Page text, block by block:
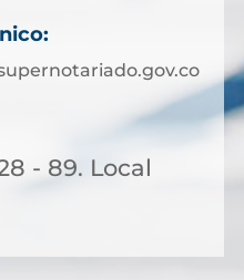
- 89. Local